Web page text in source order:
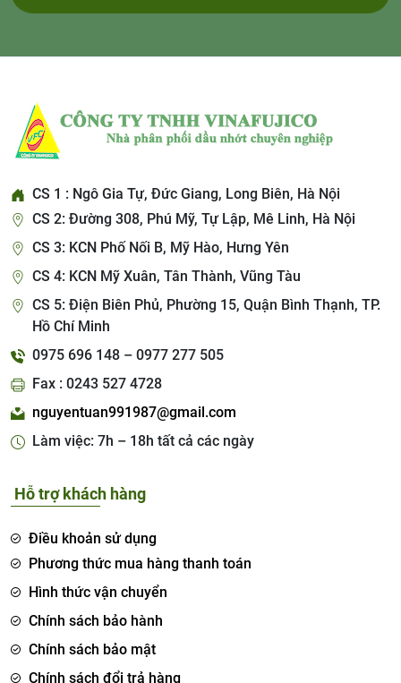
CS 1 : Ngô Gia Tự, Đức Giang, Long Biên, Hà Nội
CS 2: Đường 308, Phú Mỹ, Tự Lập, Mê Linh, Hà Nội
CS 3: KCN Phố Nối B, Mỹ Hào, Hưng Yên
CS 4: KCN Mỹ Xuân, Tân Thành, Vũng Tàu
CS 5: Điện Biên Phủ, Phường 15, Quận Bình Thạnh, TP.
Hồ Chí Minh
0975 696 148 – 0977 277 505
Fax : 0243 527 4728
nguyentuan991987@gmail.com
Làm việc: 7h – 18h tất cả các ngày
Hỗ trợ khách hàng
Điều khoản sử dụng
Phương thức mua hàng thanh toán
Hình thức vận chuyển
Chính sách bảo hành
Chính sách bảo mật
Chính sách đổi trả hàng